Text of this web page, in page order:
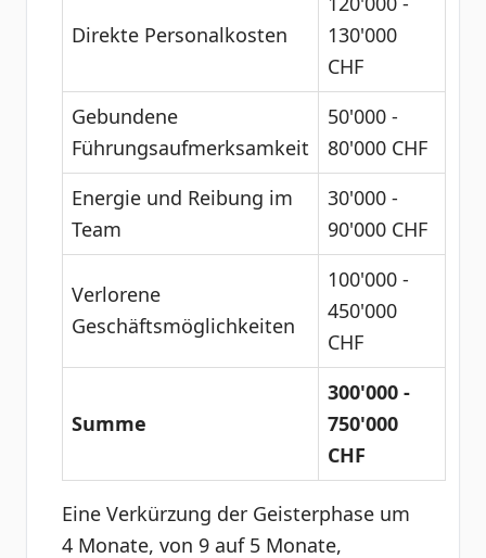
Direkte Personalkosten
130'000
CHF
Gebundene
Führungsaufmerksamkeit
50'000 -
80'000 CHF
Energie und Reibung im
Team
30'000 -
90'000 CHF
Verlorene
Geschäftsmöglichkeiten
100'000 -
450'000
CHF
Summe
300'000 -
750'000
CHF
Eine Verkürzung der Geisterphase um
4 Monate, von 9 auf 5 Monate,